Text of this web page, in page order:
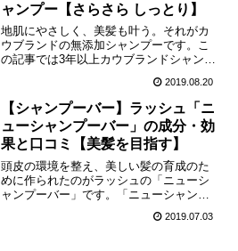
ャンプー【さらさら しっとり】
地肌にやさしく、美髪も叶う。それがカ
ウブランドの無添加シャンプーです。こ
の記事では3年以上カウブランドシャンプ
た美髪に関するエピソードをご紹介しま
す。穏やかな洗い心地は髪や地肌のトラ
ブルにおすすめのシャン...
2019.08.20
【シャンプーバー】ラッシュ「ニ
ューシャンプーバー」の成分・効
果と口コミ【美髪を目指す】
頭皮の環境を整え、美しい髪の育成のた
めに作られたのがラッシュの「ニューシ
ャンプーバー」です。「ニューシャンプ
ミからも確認することが出来ます。この
2019.07.03